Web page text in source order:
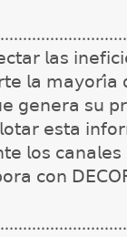
𝗅𝖺𝗌
𝗅𝖺
𝗀𝖾𝗇𝖾𝗋𝖺 𝗌𝗎
𝖾𝗌𝗍𝖺
𝗅𝗈𝗌
𝖼𝗈𝗇